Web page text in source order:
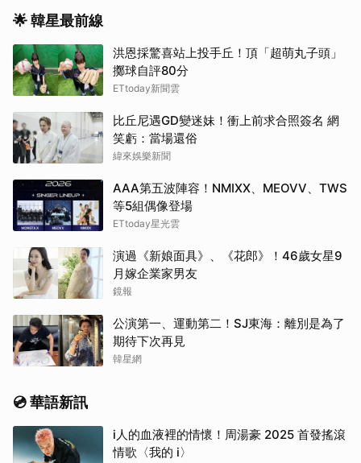
🌟 韓星最前線
洪恩採驚喜站上投手丘！頂「超萌丸子頭」
擲球自評80分
ETtoday新聞雲
比丘尼遇GD變迷妹！衝上前求合照簽名 網
笑虧：當場還俗
緯來娛樂新聞
AAA第五波陣容！NMIXX、MEOVV、TWS
等5組偶像登場
ETtoday星光雲
演過《新娘面具》、《花郎》！46歲女星9
月嫁企業家男友
鏡報
公演第一、運動第二！SJ東海：離別是為了
期待下次再見
韓星網
💿 華語新訊
i人的血液裡的情懷！周湯豪 2025 首發搖滾
情歌〈我的 i〉